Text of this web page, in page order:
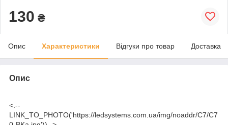
130 ₴
Опис Характеристики Відгуки про товар Доставка
Опис
<.--
LINK_TO_PHOTO('https://ledsystems.com.ua/img/noaddr/C7/C7